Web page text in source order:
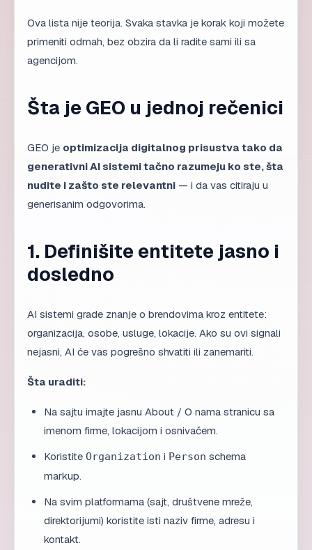
Ova lista nije teorija. Svaka stavka je korak koji možete
primeniti odmah, bez obzira da li radite sami ili sa
agencijom.
Šta je GEO u jednoj rečenici
GEO je optimizacija digitalnog prisustva tako da
generativni AI sistemi tačno razumeju ko ste, šta
nudite i zašto ste relevantni — i da vas citiraju u
generisanim odgovorima.
1. Definišite entitete jasno i
dosledno
AI sistemi grade znanje o brendovima kroz entitete:
organizacija, osobe, usluge, lokacije. Ako su ovi signali
nejasni, AI će vas pogrešno shvatiti ili zanemariti.
Šta uraditi:
Na sajtu imajte jasnu About / O nama stranicu sa
imenom firme, lokacijom i osnivačem.
Koristite Organization i Person schema
markup.
Na svim platformama (sajt, društvene mreže,
direktorijumi) koristite isti naziv firme, adresu i
kontakt.